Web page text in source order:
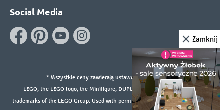
Social Media
* Wszystkie ceny zawierają ustawowy podatek VAT.
LEGO, the LEGO logo, the Minifigure, DUPLO, and the SPIKE logo are
trademarks of the LEGO Group. Used with permission. ©2026 The LEGO Group
Zamknij